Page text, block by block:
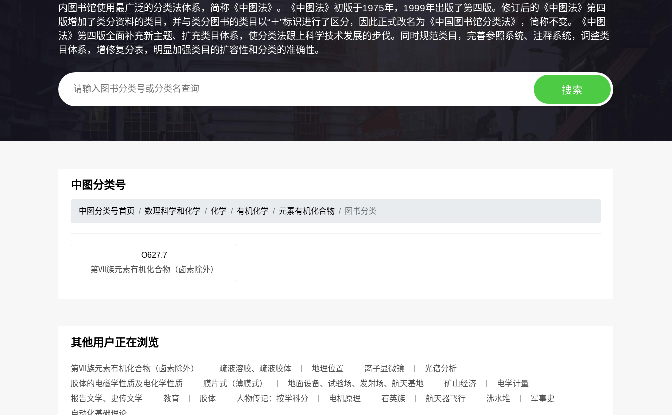
内图书馆使用最广泛的分类法体系，简称《中图法》。《中图法》初版于1975年，1999年出版了第四版。修订后的《中图法》第四
版增加了类分资料的类目，并与类分图书的类目以“＋”标识进行了区分，因此正式改名为《中国图书馆分类法》，简称不变。《中图
法》第四版全面补充新主题、扩充类目体系，使分类法跟上科学技术发展的步伐。同时规范类目，完善参照系统、注释系统，调整类
目体系，增修复分表，明显加强类目的扩容性和分类的准确性。
中图分类号
中图分类号首页 数理科学和化学 化学 有机化学 元素有机化合物 图书分类
O627.7
第Ⅶ族元素有机化合物（卤素除外）
其他用户正在浏览
第Ⅶ族元素有机化合物（卤素除外） 疏液溶胶、疏液胶体 地理位置 离子显微镜
光谱分析
胶体的电磁学性质及电化学性质
膜片式（薄膜式） 地面设备、试验场、发射场、航天基地 矿山经济
电学计量
报告文学、史传文学
教育 胶体 人物传记：按学科分 电机原理 石英族 航天器飞行 沸水堆
军事史
自动化基础理论